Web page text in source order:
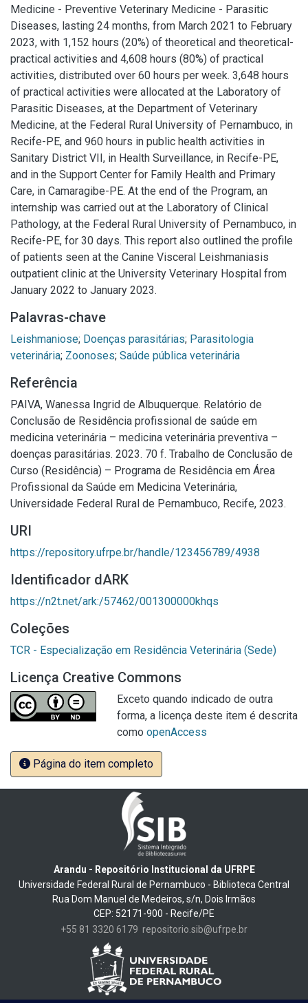
Medicine - Preventive Veterinary Medicine - Parasitic
Diseases, lasting 24 months, from March 2021 to February
2023, with 1,152 hours (20%) of theoretical and theoretical-
practical activities and 4,608 hours (80%) of practical
activities, distributed over 60 hours per week. 3,648 hours
of practical activities were allocated at the Laboratory of
Parasitic Diseases, at the Department of Veterinary
Medicine, at the Federal Rural University of Pernambuco, in
Recife-PE, and 960 hours in public health activities in
Sanitary District VII, in Health Surveillance, in Recife-PE,
and in the Support Center for Family Health and Primary
Care, in Camaragibe-PE. At the end of the Program, an
internship was carried out at the Laboratory of Clinical
Pathology, at the Federal Rural University of Pernambuco, in
Recife-PE, for 30 days. This report also outlined the profile
of patients seen at the Canine Visceral Leishmaniasis
outpatient clinic at the University Veterinary Hospital from
January 2022 to January 2023.
Palavras-chave
Leishmaniose; Doenças parasitárias; Parasitologia
veterinária; Zoonoses; Saúde pública veterinária
Referência
PAIVA, Wanessa Ingrid de Albuquerque. Relatório de
Conclusão de Residência profissional de saúde em
medicina veterinária – medicina veterinária preventiva –
doenças parasitárias. 2023. 70 f. Trabalho de Conclusão de
Curso (Residência) – Programa de Residência em Área
Profissional da Saúde em Medicina Veterinária,
Universidade Federal Rural de Pernambuco, Recife, 2023.
URI
https://repository.ufrpe.br/handle/123456789/4938
Identificador dARK
https://n2t.net/ark:/57462/001300000khqs
Coleções
TCR - Especialização em Residência Veterinária (Sede)
Licença Creative Commons
Exceto quando indicado de outra
forma, a licença deste item é descrita
como openAccess
Página do item completo
Arandu - Repositório Institucional da UFRPE
Universidade Federal Rural de Pernambuco - Biblioteca Central
Rua Dom Manuel de Medeiros, s/n, Dois Irmãos
CEP: 52171-900 - Recife/PE
+55 81 3320 6179 repositorio.sib@ufrpe.br